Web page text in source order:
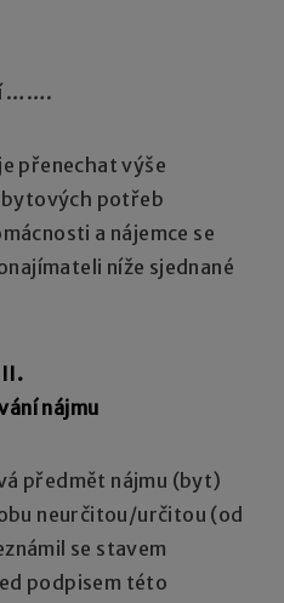
…….
přenechat výše
potřeb
a nájemce se
níže sjednané
II.
nájmu
předmět nájmu (byt)
neurčitou/určitou (od
se stavem
podpisem této